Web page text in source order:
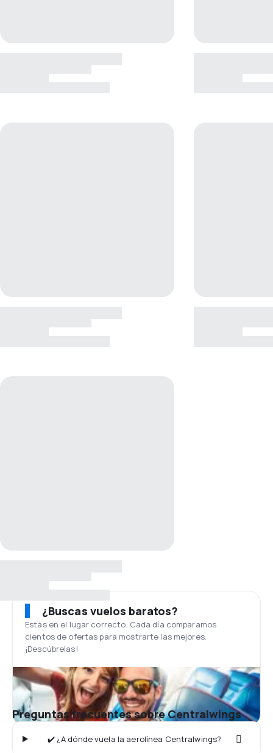
¿Buscas vuelos baratos?
Estás en el lugar correcto. Cada día comparamos
cientos de ofertas para mostrarte las mejores.
¡Descúbrelas!
Preguntas frecuentes sobre Centralwings
✔️ ¿A dónde vuela la aerolínea Centralwings?